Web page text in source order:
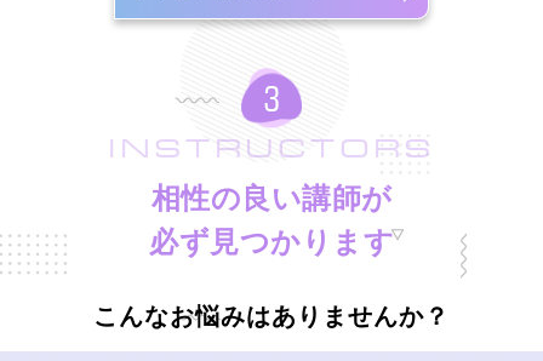
INSTRUCTORS
相性の良い講師が
必ず見つかります
こんなお悩みはありませんか？